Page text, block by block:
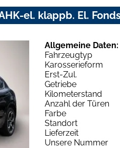
el. klappb. El.
Allgemeine Daten:
Fahrzeugtyp
Karosserieform
Erst-Zul.
Getriebe
Kilometerstand
Anzahl der Türen
Farbe
Standort
Lieferzeit
Unsere Nummer